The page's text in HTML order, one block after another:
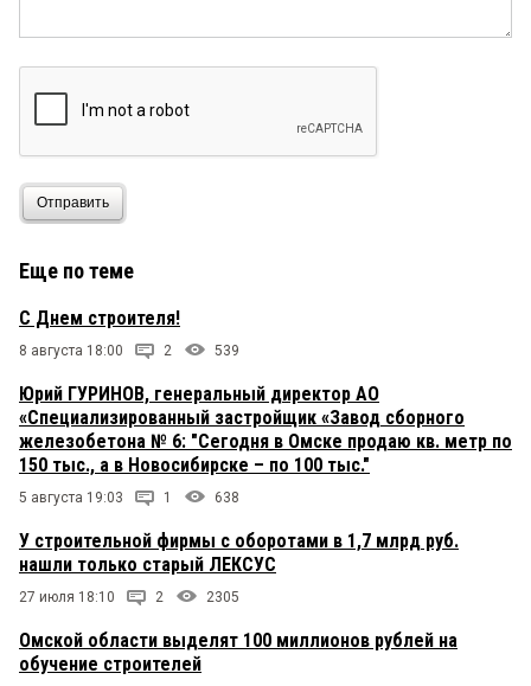
Отправить
Еще по теме
С Днем строителя!
8 августа 18:00 2 539
Юрий ГУРИНОВ, генеральный директор АО
«Специализированный застройщик «Завод сборного
железобетона № 6: "Сегодня в Омске продаю кв. метр по
150 тыс., а в Новосибирске – по 100 тыс."
5 августа 19:03 1 638
У строительной фирмы с оборотами в 1,7 млрд руб.
нашли только старый ЛЕКСУС
27 июля 18:10 2 2305
Омской области выделят 100 миллионов рублей на
обучение строителей